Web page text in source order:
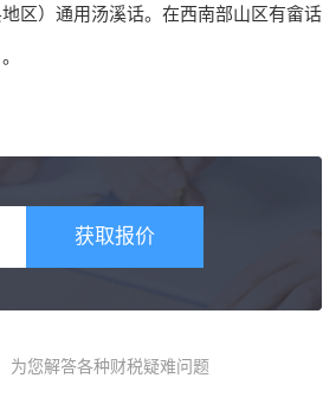
区）通用汤溪话。在西南部山区有畲话
获取报价
为您解答各种财税疑难问题